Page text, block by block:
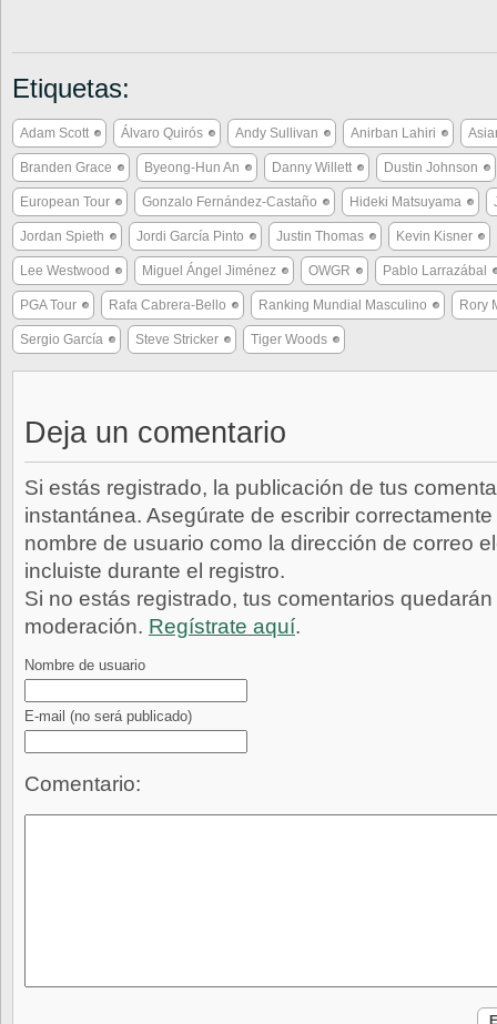
Etiquetas:
Adam Scott Álvaro Quirós Andy Sullivan Anirban Lahiri
Branden Grace Byeong-Hun An Danny Willett Dustin Johnson
European Tour Gonzalo Fernández-Castaño Hideki Matsuyama
Jordan Spieth Jordi García Pinto Justin Thomas Kevin Kisner
Lee Westwood Miguel Ángel Jiménez OWGR Pablo Larrazábal
PGA Tour Rafa Cabrera-Bello Ranking Mundial Masculino Rory
Sergio García Steve Stricker Tiger Woods
Deja un comentario
Si estás registrado, la publicación de tus
instantánea. Asegúrate de escribir
nombre de usuario como la dirección de correo
incluiste durante el registro.
Si no estás registrado, tus comentarios
moderación. Regístrate aquí.
Nombre de usuario
E-mail (no será publicado)
Comentario: